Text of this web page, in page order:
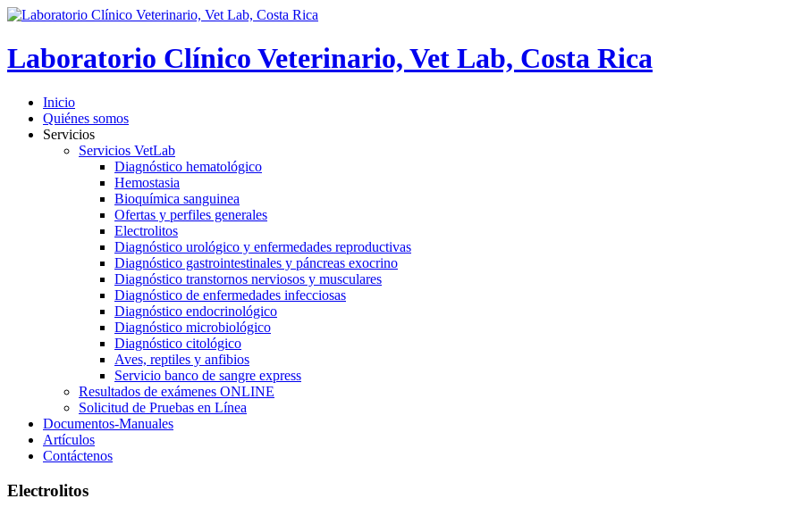
Laboratorio Clínico Veterinario, Vet Lab, Costa Rica
Inicio
Quiénes somos
Servicios
Servicios VetLab
Diagnóstico hematológico
Hemostasia
Bioquímica sanguinea
Ofertas y perfiles generales
Electrolitos
Diagnóstico urológico y enfermedades reproductivas
Diagnóstico gastrointestinales y páncreas exocrino
Diagnóstico transtornos nerviosos y musculares
Diagnóstico de enfermedades infecciosas
Diagnóstico endocrinológico
Diagnóstico microbiológico
Diagnóstico citológico
Aves, reptiles y anfibios
Servicio banco de sangre express
Resultados de exámenes ONLINE
Solicitud de Pruebas en Línea
Documentos-Manuales
Artículos
Contáctenos
Electrolitos